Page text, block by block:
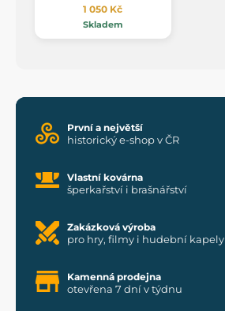
1 050 Kč
Skladem
První a největší
historický e-shop v ČR
Vlastní kovárna
šperkařství i brašnářství
Zakázková výroba
pro hry, filmy i hudební kapely
Kamenná prodejna
otevřena 7 dní v týdnu